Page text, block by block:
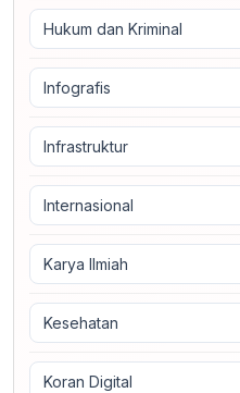
Hukum dan Kriminal
Infografis
Infrastruktur
Internasional
Karya Ilmiah
Kesehatan
Koran Digital